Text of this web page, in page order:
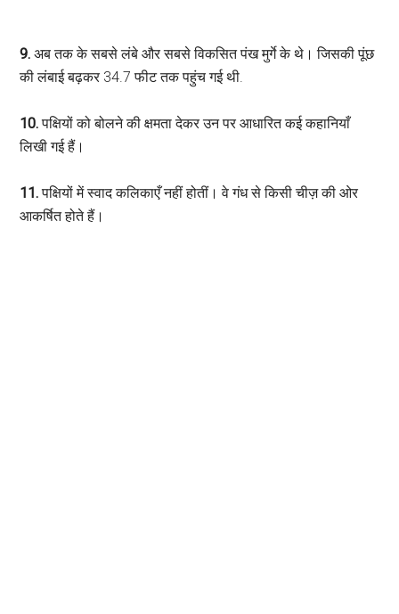
9.अब तक के सबसे लंबे और सबसे विकसित पंख मुर्गे के थे। जिसकी पूंछ
की लंबाई बढ़कर 34.7 फीट तक पहुंच गई थी.
10.पक्षियों को बोलने की क्षमता देकर उन पर आधारित कई कहानियाँ
लिखी गई हैं।
11.पक्षियों में स्वाद कलिकाएँ नहीं होतीं। वे गंध से किसी चीज़ की ओर
आकर्षित होते हैं।